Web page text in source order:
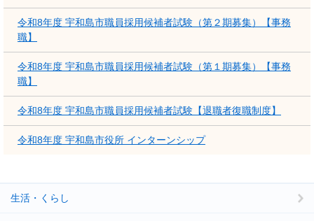
令和8年度 宇和島市職員採用候補者試験（第２期募集）【事務
職】
令和8年度 宇和島市職員採用候補者試験（第１期募集）【事務
職】
令和8年度 宇和島市職員採用候補者試験【退職者復職制度】
令和8年度 宇和島市役所 インターンシップ
生活・くらし